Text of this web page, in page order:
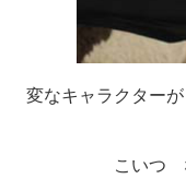
変なキャラクター
こいつ